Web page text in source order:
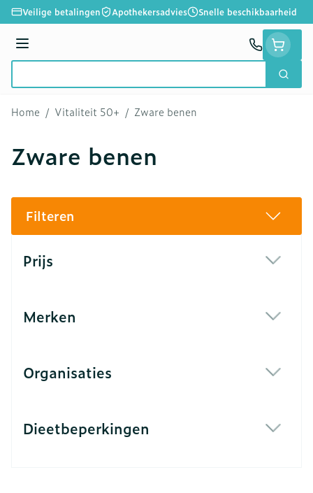
Ga naar de inhoud
Veilige betalingen Apothekersadvies Snelle beschikbaarheid
Menu
Zoek
Home / Vitaliteit 50+ / Zware benen
Zware benen
Filteren
Prijs
Merken
Organisaties
Dieetbeperkingen